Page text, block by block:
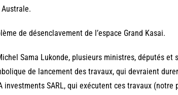
de désenclavement de l’espace Grand Kasai.
Sama Lukonde, plusieurs ministres, députés et
de lancement des travaux, qui devraient
investments SARL, qui exécutent ces travaux (notre